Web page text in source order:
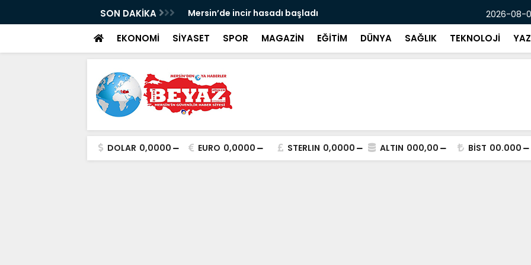
SON DAKİKA Mersin’de incir hasadı başladı 2026-08-
EKONOMİ SİYASET SPOR MAGAZİN EĞİTİM DÜNYA SAĞLIK TEKNOLOJİ
DOLAR 0,0000 EURO 0,0000 STERLIN 0,0000 ALTIN 000,00 BİST 00.000